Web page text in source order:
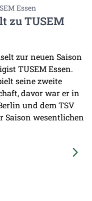
Essen
zu TUSEM
zur neuen Saison
TUSEM Essen.
seine zweite
davor war er in
und dem TSV
Saison wesentlichen